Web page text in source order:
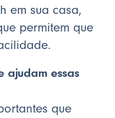
em sua casa,
permitem que
ajudam essas
que